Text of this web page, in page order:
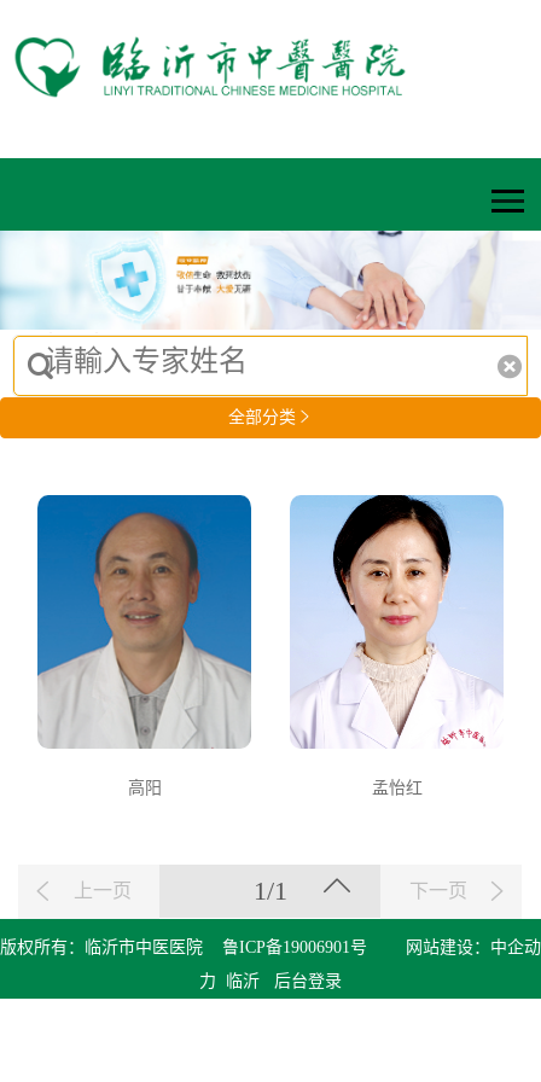
全部分类 
高阳 孟怡红
上一页 1/1 下一页
版权所有：临沂市中医医院 鲁ICP备19006901号 网站建设： 中企动
力
临沂 后台登录